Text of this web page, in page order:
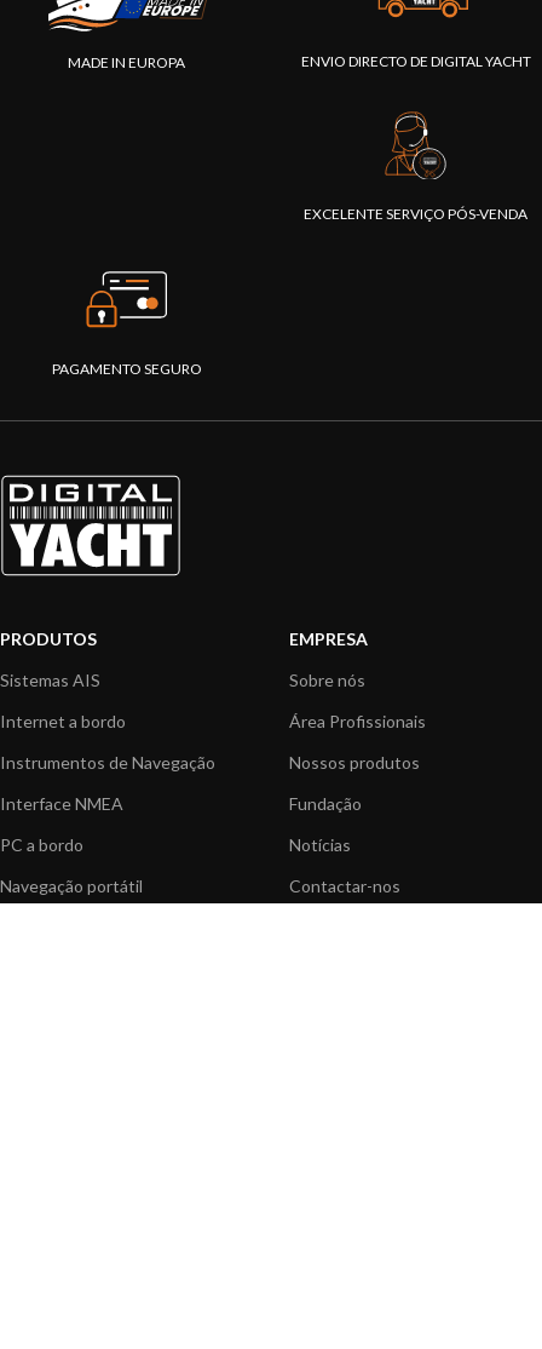
MADE IN EUROPA ENVIO DIRECTO DE DIGITAL YACHT
EXCELENTE SERVIÇO PÓS-VENDA
PAGAMENTO SEGURO
PRODUTOS
Sistemas AIS
Internet a bordo
Instrumentos de Navegação
Interface NMEA
PC a bordo
Navegação portátil
EMPRESA
Sobre nós
Área Profissionais
Nossos produtos
Fundação
Notícias
Contactar-nos